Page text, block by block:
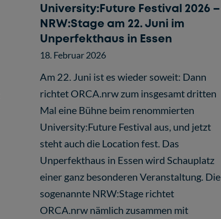
University:Future Festival 2026 –
NRW:Stage am 22. Juni im
Unperfekthaus in Essen
18. Februar 2026
Am 22. Juni ist es wieder soweit: Dann
richtet ORCA.nrw zum insgesamt dritten
Mal eine Bühne beim renommierten
University:Future Festival aus, und jetzt
steht auch die Location fest. Das
Unperfekthaus in Essen wird Schauplatz
einer ganz besonderen Veranstaltung. Die
sogenannte NRW:Stage richtet
ORCA.nrw nämlich zusammen mit